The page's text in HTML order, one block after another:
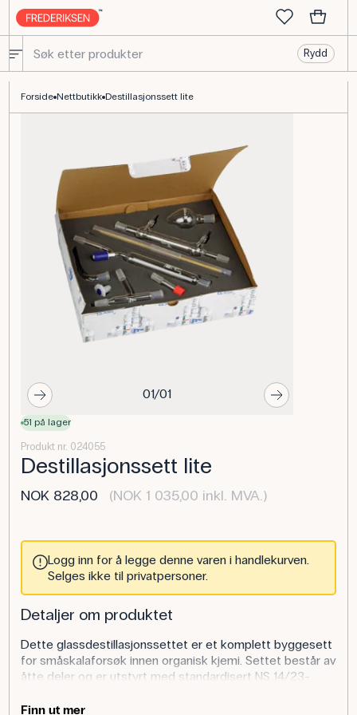
Rydd
Forside Nettbutikk Destillasjonssett lite
01/01
51 på lager
Produkt nr. 024055
Destillasjonssett lite
NOK 828,00 (NOK 1 035,00 inkl. MVA.)
Logg inn for å legge denne varen i handlekurven.
Selges ikke til privatpersoner.
Detaljer om produktet
Dette glassdestillasjonssettet er et komplett byggesett
for småskalaforsøk innen organisk kjemi. Settet består av
åtte deler og er utstyrt med standardisert NS 14/23-
komponentene. Det medfølgende termometeret (-10 til
Finn ut mer